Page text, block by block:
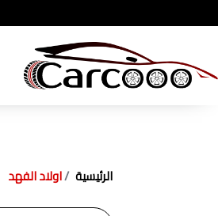
الرئيسية اولاد الفهد